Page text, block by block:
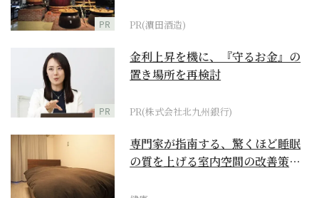
PR PR(濵田酒造)
PR
金利上昇を機に、『守るお金』の
置き場所を再検討
PR(株式会社北九州銀行)
専門家が指南する、驚くほど睡眠
の質を上げる室内空間の改善策と